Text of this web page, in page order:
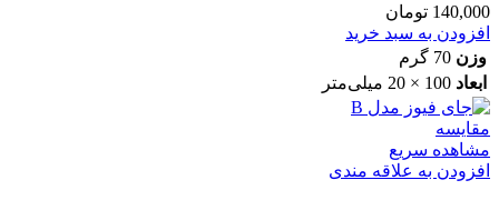
140,000 تومان
افزودن به سبد خرید
وزن 70 گرم
ابعاد 100 × 20 میلی‌متر
مقایسه
مشاهده سریع
افزودن به علاقه مندی